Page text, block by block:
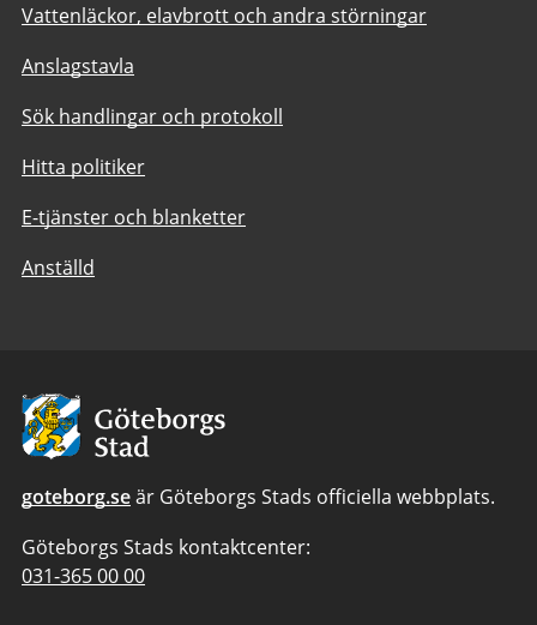
Vattenläckor, elavbrott och andra störningar
Anslagstavla
Sök handlingar och protokoll
Hitta politiker
E-tjänster och blanketter
Anställd
Avsändare:
Göteborgs
Stad
goteborg.seär Göteborgs Stads officiella webbplats.
Göteborgs Stads kontaktcenter:
Telefonnummer
031-365 00 00